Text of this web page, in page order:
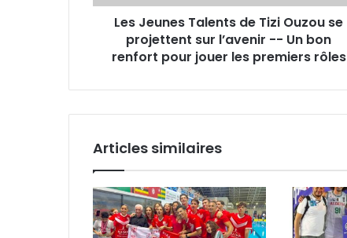
sur
l’avenir
les
premiers
rôles
Les Jeunes Talents de Tizi Ouzou se
projettent sur l’avenir -- Un bon
renfort pour jouer les premiers rôles
Articles similaires